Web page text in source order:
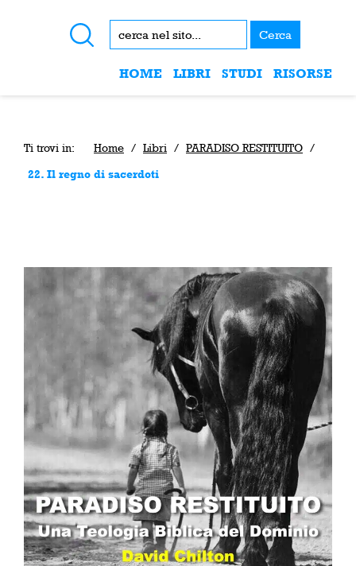
Cerca
HOME LIBRI STUDI RISORSE
Ti trovi in: Home / Libri / PARADISO RESTITUITO /
22. Il regno di sacerdoti